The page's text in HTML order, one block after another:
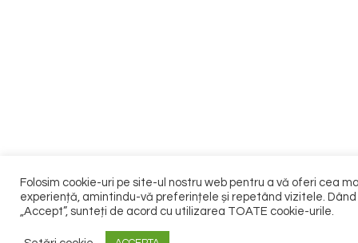
Folosim cookie-uri pe site-ul nostru web pentru a vă oferi cea
experiență, amintindu-vă preferințele și repetând vizitele. Dând
„Accept”, sunteți de acord cu utilizarea TOATE cookie-urile.